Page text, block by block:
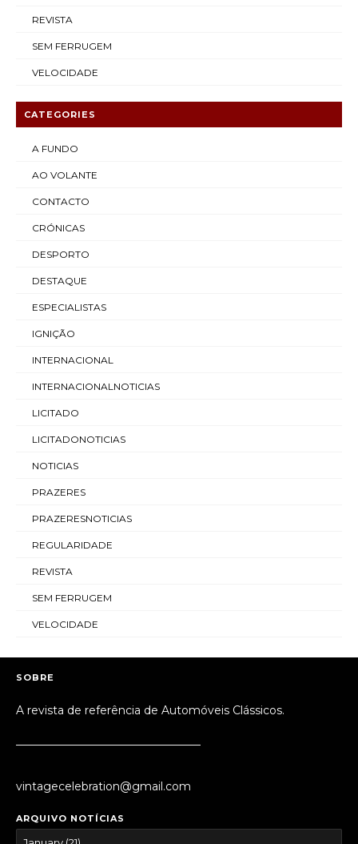
REVISTA
SEM FERRUGEM
VELOCIDADE
CATEGORIES
A FUNDO
AO VOLANTE
CONTACTO
CRÓNICAS
DESPORTO
DESTAQUE
ESPECIALISTAS
IGNIÇÃO
INTERNACIONAL
INTERNACIONALNOTICIAS
LICITADO
LICITADONOTICIAS
NOTICIAS
PRAZERES
PRAZERESNOTICIAS
REGULARIDADE
REVISTA
SEM FERRUGEM
VELOCIDADE
SOBRE
A revista de referência de Automóveis Clássicos.
vintagecelebration@gmail.com
ARQUIVO NOTÍCIAS